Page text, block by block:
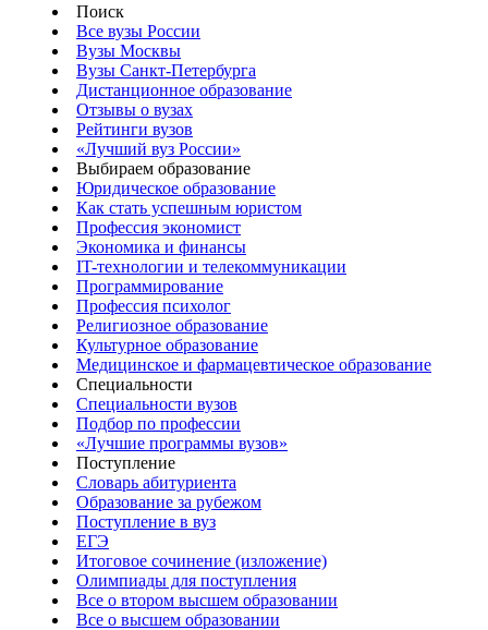
Поиск
Все вузы России
Вузы Москвы
Вузы Санкт-Петербурга
Дистанционное образование
Отзывы о вузах
Рейтинги вузов
«Лучший вуз России»
Выбираем образование
Юридическое образование
Как стать успешным юристом
Профессия экономист
Экономика и финансы
IT-технологии и телекоммуникации
Программирование
Профессия психолог
Религиозное образование
Культурное образование
Медицинское и фармацевтическое образование
Специальности
Специальности вузов
Подбор по профессии
«Лучшие программы вузов»
Поступление
Словарь абитуриента
Образование за рубежом
Поступление в вуз
ЕГЭ
Итоговое сочинение (изложение)
Олимпиады для поступления
Все о втором высшем образовании
Все о высшем образовании